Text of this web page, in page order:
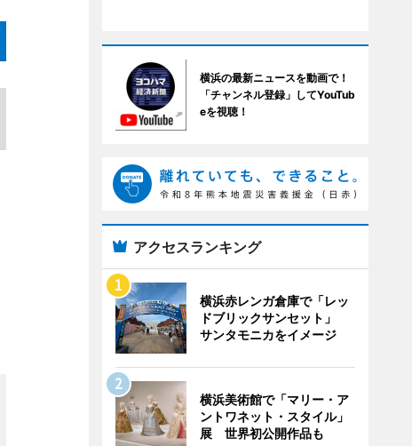
横浜の最新ニュースを動画で！
「チャンネル登録」してYouTub
eを視聴！
アクセスランキング
横浜赤レンガ倉庫で「レッ
ドブリックサンセット」
サンタモニカをイメージ
横浜美術館で「マリー・ア
ントワネット・スタイル」
展 世界初公開作品も